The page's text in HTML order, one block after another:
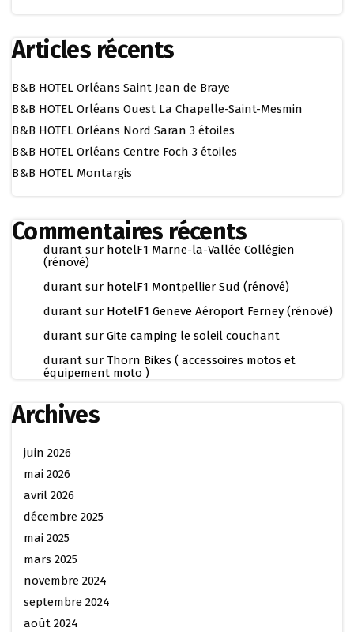
Articles récents
B&B HOTEL Orléans Saint Jean de Braye
B&B HOTEL Orléans Ouest La Chapelle-Saint-Mesmin
B&B HOTEL Orléans Nord Saran 3 étoiles
B&B HOTEL Orléans Centre Foch 3 étoiles
B&B HOTEL Montargis
Commentaires récents
durant sur hotelF1 Marne-la-Vallée Collégien
(rénové)
durant sur hotelF1 Montpellier Sud (rénové)
durant sur HotelF1 Geneve Aéroport Ferney (rénové)
durant sur Gite camping le soleil couchant
durant sur Thorn Bikes ( accessoires motos et
équipement moto )
Archives
juin 2026
mai 2026
avril 2026
décembre 2025
mai 2025
mars 2025
novembre 2024
septembre 2024
août 2024